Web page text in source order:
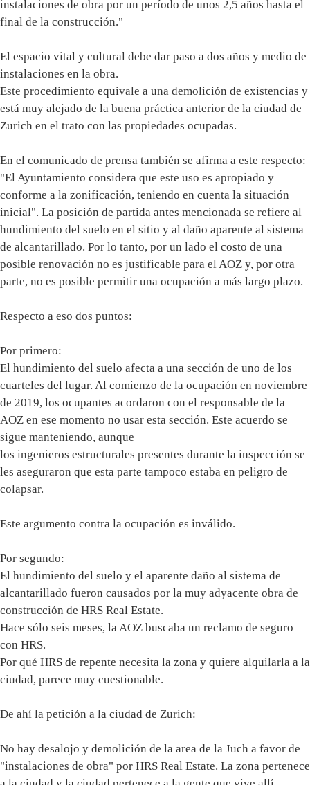
instalaciones de obra por un período de unos 2,5 años hasta el
final de la construcción."
El espacio vital y cultural debe dar paso a dos años y medio de
instalaciones en la obra.
Este procedimiento equivale a una demolición de existencias y
está muy alejado de la buena práctica anterior de la ciudad de
Zurich en el trato con las propiedades ocupadas.
En el comunicado de prensa también se afirma a este respecto:
"El Ayuntamiento considera que este uso es apropiado y
conforme a la zonificación, teniendo en cuenta la situación
inicial". La posición de partida antes mencionada se refiere al
hundimiento del suelo en el sitio y al daño aparente al sistema
de alcantarillado. Por lo tanto, por un lado el costo de una
posible renovación no es justificable para el AOZ y, por otra
parte, no es posible permitir una ocupación a más largo plazo.
Respecto a eso dos puntos:
Por primero:
El hundimiento del suelo afecta a una sección de uno de los
cuarteles del lugar. Al comienzo de la ocupación en noviembre
de 2019, los ocupantes acordaron con el responsable de la
AOZ en ese momento no usar esta sección. Este acuerdo se
sigue manteniendo, aunque
los ingenieros estructurales presentes durante la inspección se
les aseguraron que esta parte tampoco estaba en peligro de
colapsar.
Este argumento contra la ocupación es inválido.
Por segundo:
El hundimiento del suelo y el aparente daño al sistema de
alcantarillado fueron causados por la muy adyacente obra de
construcción de HRS Real Estate.
Hace sólo seis meses, la AOZ buscaba un reclamo de seguro
con HRS.
Por qué HRS de repente necesita la zona y quiere alquilarla a la
ciudad, parece muy cuestionable.
De ahí la petición a la ciudad de Zurich:
No hay desalojo y demolición de la area de la Juch a favor de
"instalaciones de obra" por HRS Real Estate. La zona pertenece